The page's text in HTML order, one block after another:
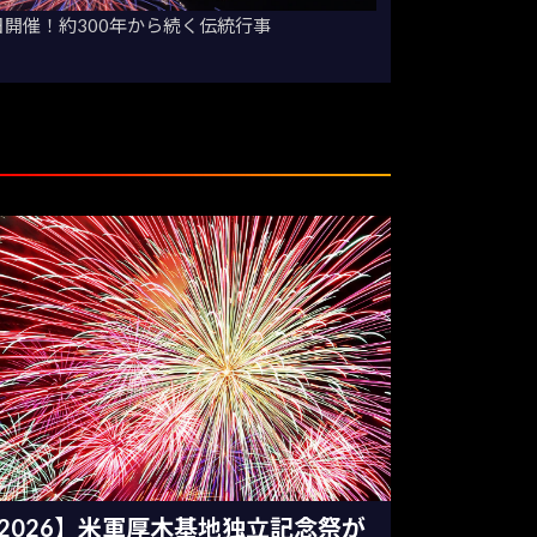
催！約300年から続く伝統行事
】米軍厚木基地独立記念祭が